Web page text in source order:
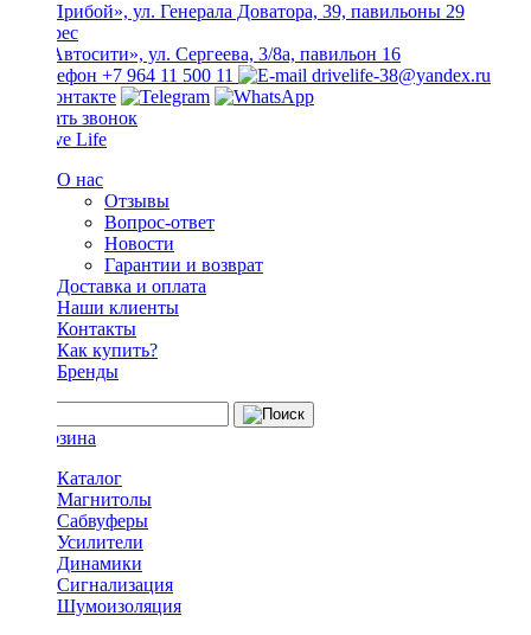
ТЦ «Прибой», ул. Генерала Доватора, 39, павильоны 29
ТЦ «Автосити», ул. Сергеева, 3/8а, павильон 16
+7 964 11 500 11
drivelife-38@yandex.ru
Заказать звонок
О нас
Отзывы
Вопрос-ответ
Новости
Гарантии и возврат
Доставка и оплата
Наши клиенты
Контакты
Как купить?
Бренды
Каталог
Магнитолы
Сабвуферы
Усилители
Динамики
Сигнализация
Шумоизоляция